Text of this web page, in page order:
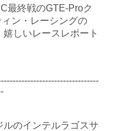
最終戦のGTE-Proク
ン・レーシングの
しいレースレポート
ルのインテルラゴスサ